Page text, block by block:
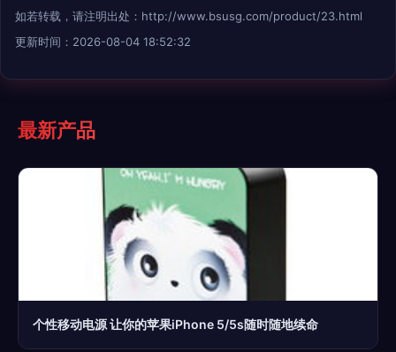
如若转载，请注明出处：http://www.bsusg.com/product/23.html
更新时间：2026-08-04 18:52:32
最新产品
个性移动电源 让你的苹果iPhone 5/5s随时随地续命